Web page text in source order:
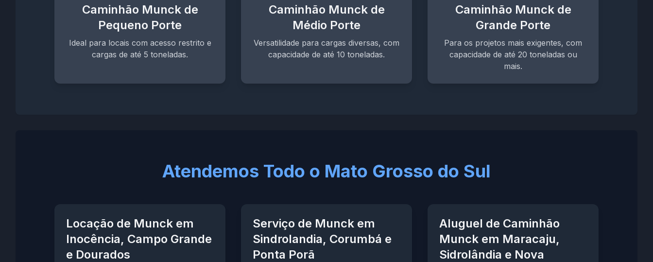
Caminhão Munck de
Pequeno Porte
Ideal para locais com acesso restrito e
cargas de até 5 toneladas.
Caminhão Munck de
Médio Porte
Versatilidade para cargas diversas, com
capacidade de até 10 toneladas.
Caminhão Munck de
Grande Porte
Para os projetos mais exigentes, com
capacidade de até 20 toneladas ou
mais.
Atendemos Todo o Mato Grosso do Sul
Locação de Munck em
Inocência, Campo Grande
e Dourados
Serviço de Munck em
Sindrolandia, Corumbá e
Ponta Porã
Aluguel de Caminhão
Munck em Maracaju,
Sidrolândia e Nova